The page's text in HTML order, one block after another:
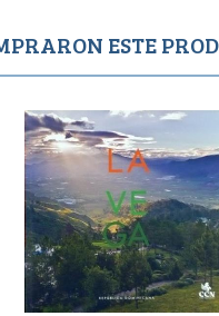
ESTE
2,995 Agotado